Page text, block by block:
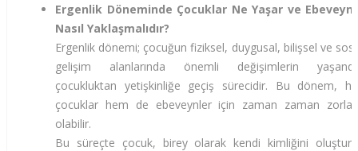
Ergenlik Döneminde Çocuklar Ne Yaşar ve
Nasıl Yaklaşmalıdır?
Ergenlik dönemi; çocuğun fiziksel, duygusal, bilişsel ve
gelişim alanlarında önemli değişimlerin
çocukluktan yetişkinliğe geçiş sürecidir. Bu dönem,
çocuklar hem de ebeveynler için zaman zaman
olabilir.
Bu süreçte çocuk, birey olarak kendi kimliğini